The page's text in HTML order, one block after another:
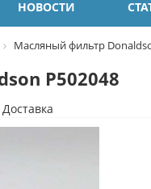
НОВОСТИ
Масляный фильтр
P502048
Доставка